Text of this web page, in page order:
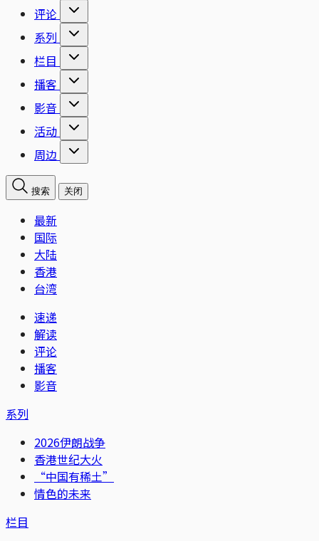
评论
系列
栏目
播客
影音
活动
周边
搜索 关闭
最新
国际
大陆
香港
台湾
速递
解读
评论
播客
影音
系列
2026伊朗战争
香港世纪大火
“中国有稀土”
情色的未来
栏目